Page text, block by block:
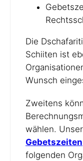
Die
Schiiten ist
Wunsch
Zweitens
wählen.
Gebetszeiten
folgenden